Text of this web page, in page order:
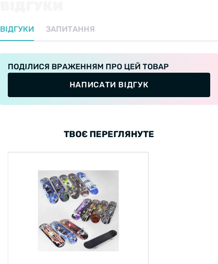
ВІДГУКИ ЗАПИТАННЯ
ПОДІЛИСЯ ВРАЖЕННЯМ ПРО ЦЕЙ ТОВАР
НАПИСАТИ ВІДГУК
ТВОЄ ПЕРЕГЛЯНУТЕ